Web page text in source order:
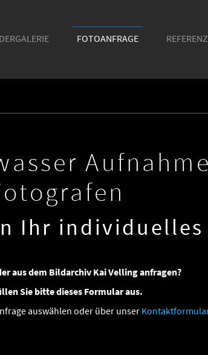
FOTOANFRAGE (CURRENT)
Ihr individuelles
aus dem Bildarchiv Kai Velling anfragen?
Sie bitte dieses Formular aus.
auswählen oder über unser